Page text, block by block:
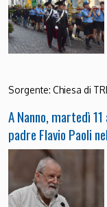
Sorgente: Chiesa di
A Nanno, martedì
padre Flavio Paoli